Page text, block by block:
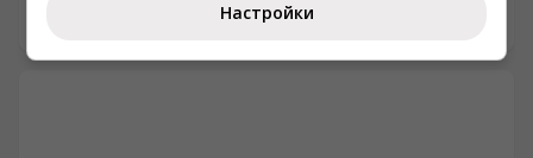
олигархичния модел зациклят не поради липса на
екипа на министър-председателя Румен Радев за
Настройки